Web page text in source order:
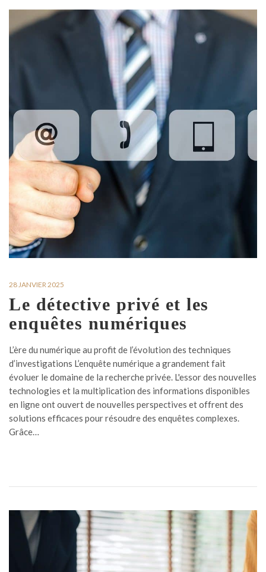
28 JANVIER 2025
Le détective privé et les
enquêtes numériques
L’ère du numérique au profit de l’évolution des techniques
d’investigations L’enquête numérique a grandement fait
évoluer le domaine de la recherche privée. L'essor des nouvelles
technologies et la multiplication des informations disponibles
en ligne ont ouvert de nouvelles perspectives et offrent des
solutions efficaces pour résoudre des enquêtes complexes.
Grâce…